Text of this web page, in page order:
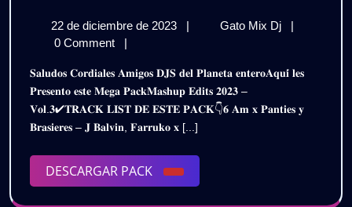
𝐄𝐃𝐈𝐓𝐒
𝟐𝟎𝟐𝟑
𝐕𝐎𝐋.𝟑
/
𝐃𝐄𝐒𝐂𝐀𝐑𝐆𝐀
𝐆𝐑𝐀𝐓𝐈𝐒
22 de diciembre de 2023
22
de
2023
| Gato Mix Dj
𝐌𝐀𝐒𝐇𝐔𝐏
𝟐𝟎𝟐𝟑
/
|
0 Comment
|
𝐒𝐚𝐥𝐮𝐝𝐨𝐬 𝐂𝐨𝐫𝐝𝐢𝐚𝐥𝐞𝐬 𝐀𝐦𝐢𝐠𝐨𝐬 𝐃𝐉𝐒 𝐝𝐞𝐥 𝐏𝐥𝐚𝐧𝐞𝐭𝐚 𝐞𝐧𝐭𝐞𝐫𝐨𝐀𝐪𝐮𝐢́ 𝐥𝐞𝐬
𝐏𝐫𝐞𝐬𝐞𝐧𝐭𝐨 𝐞𝐬𝐭𝐞 𝐌𝐞𝐠𝐚 𝐏𝐚𝐜𝐤𝐌𝐚𝐬𝐡𝐮𝐩 𝐄𝐝𝐢𝐭𝐬 𝟐𝟎𝟐𝟑 –
𝐕𝐨𝐥.𝟑✔𝐓𝐑𝐀𝐂𝐊 𝐋𝐈𝐒𝐓 𝐃𝐄 𝐄𝐒𝐓𝐄 𝐏𝐀𝐂𝐊👇𝟔 𝐀𝐦 𝐱 𝐏𝐚𝐧𝐭𝐢𝐞𝐬 𝐲
𝐁𝐫𝐚𝐬𝐢𝐞𝐫𝐞𝐬 – 𝐉 𝐁𝐚𝐥𝐯𝐢𝐧, 𝐅𝐚𝐫𝐫𝐮𝐤𝐨 𝐱 [...]
DESCARGAR PACK
DESCARGAR
PACK